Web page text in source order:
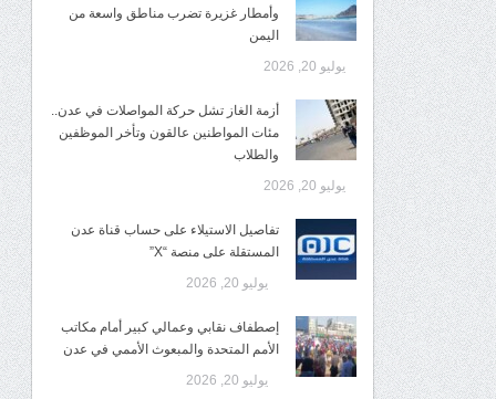
وأمطار غزيرة تضرب مناطق واسعة من
اليمن
يوليو 20, 2026
أزمة الغاز تشل حركة المواصلات في عدن..
مئات المواطنين عالقون وتأخر الموظفين
والطلاب
يوليو 20, 2026
تفاصيل الاستيلاء على حساب قناة عدن
المستقلة على منصة “X”
يوليو 20, 2026
إصطفاف نقابي وعمالي كبير أمام مكاتب
الأمم المتحدة والمبعوث الأممي في عدن
يوليو 20, 2026